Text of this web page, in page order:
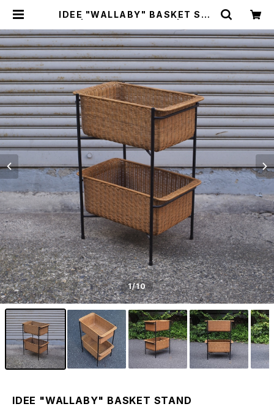
IDEE "WALLABY" BASKET STA
神楽坂のリサイクルショップ・古着
1/10
IDEE "WALLABY" BASKET STAND